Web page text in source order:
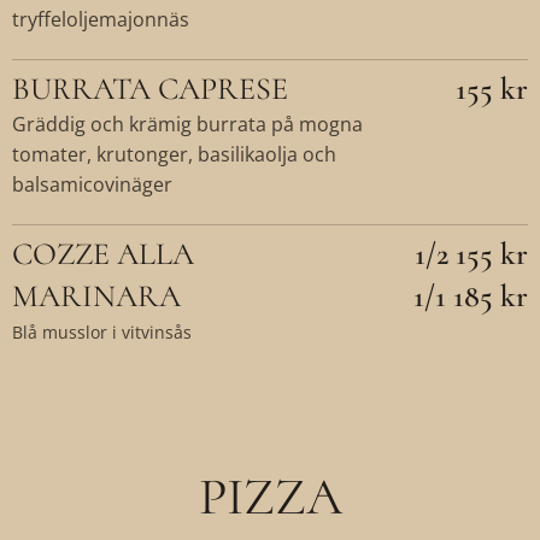
tryffeloljema­jonnäs
BURRATA CAPRESE
Gräddig och krämig burrata på mogna
tomater, krutonger, basilikaolja och
balsamicovinäger
155 kr
COZZE ALLA
MARINARA
Blå musslor i vitvinsås
1/2 155 kr
1/1 185 kr
PIZZA